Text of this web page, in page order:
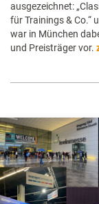
ausgezeichnet:
für Trainings & Co.“
war in München
und Preisträger vor.